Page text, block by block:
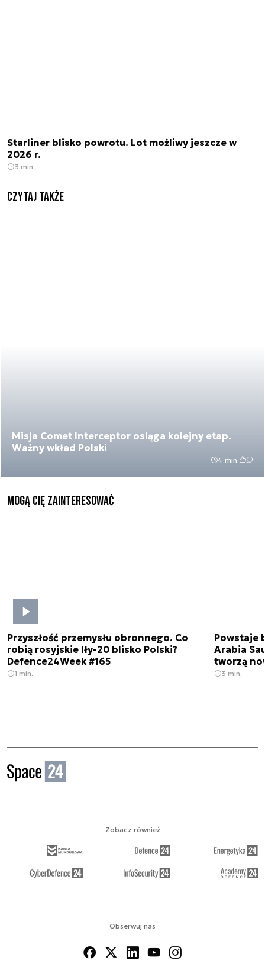
Starliner blisko powrotu. Lot możliwy jeszcze w
2026 r.
3 min.
Czytaj także
Misja Comet Interceptor osiąga kolejny etap.
Ważny wkład Polski
4 min.
Mogą Cię zainteresować
Przyszłość przemysłu obronnego. Co
robią rosyjskie Iły-20 blisko Polski?
Defence24Week #165
1 min.
Powstaje
Arabia
tworzą
3 min.
Obserwuj nas
Zobacz również